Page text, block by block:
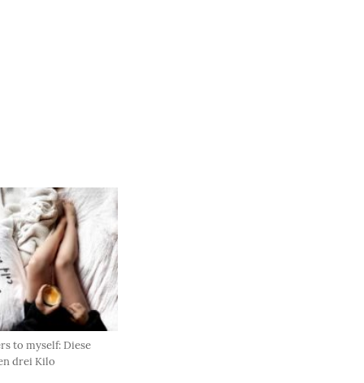
to myself: Diese
drei Kilo